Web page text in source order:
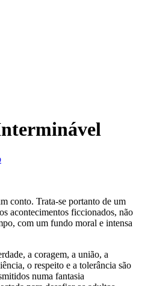
conto. Trata-se portanto de um
acontecimentos ficcionados, não
com um fundo moral e intensa
a coragem, a união, a
o respeito e a tolerância são
numa fantasia